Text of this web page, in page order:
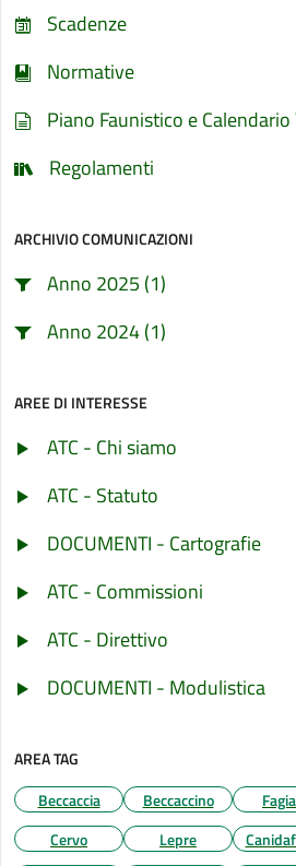
Scadenze
Normative
Piano Faunistico e
Regolamenti
ARCHIVIO COMUNICAZIONI
Anno 2025 (1)
Anno 2024 (1)
AREE DI INTERESSE
ATC - Chi siamo
ATC - Statuto
DOCUMENTI - Cartografie
ATC - Commissioni
ATC - Direttivo
DOCUMENTI - Modulistica
AREA TAG
Beccaccia
Beccaccino
Cervo
Lepre